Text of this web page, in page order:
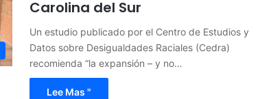
Carolina del Sur
Un estudio publicado por el Centro de Estudios y
Datos sobre Desigualdades Raciales (Cedra)
recomienda “la expansión – y no…
Lee Mas "